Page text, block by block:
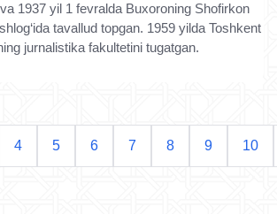
1937 yil 1 fevralda Buxoroning Shofirkon
tavallud topgan. 1959 yilda Toshkent
jurnalistika fakultetini tugatgan.
4 5 6 7 8 9 10